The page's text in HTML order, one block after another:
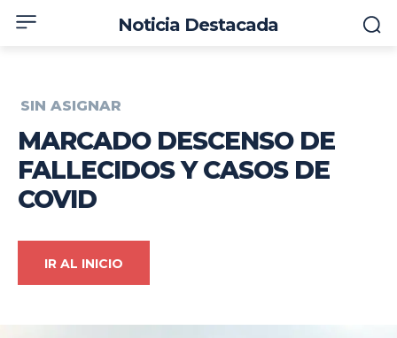
Noticia Destacada
SIN ASIGNAR
MARCADO DESCENSO DE
FALLECIDOS Y CASOS DE
COVID
IR AL INICIO